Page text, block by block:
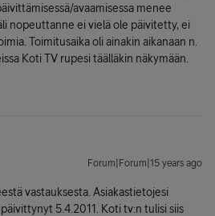
avaamisessa menee
nopeuttanne ei vielä ole päivitetty, ei
Toimitusaika oli ainakin aikanaan n.
Koti TV rupesi täälläkin näkymään.
Forum|Forum|15 years ago
vastauksesta. Asiakastietojesi
5.4.2011. Koti tv:n tulisi siis